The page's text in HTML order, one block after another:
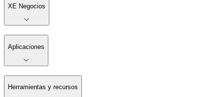
XE Negocios
Aplicaciones
Herramientas y recursos